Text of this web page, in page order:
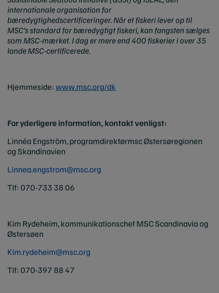
internationale organisation for
bæredygtighedscertificeringer. Når et fiskeri lever op til
MSC's standard for bæredygtigt fiskeri, kan fangsten sælges
som MSC-mærket. I dag er mere end 400 fiskerier i over 35
lande MSC-certificerede.
Hjemmeside:www.msc.org/dk
For yderligere information, kontakt venligst:
Linnéa Engström, programdirektørmsc Østersøregionen
og Skandinavien
Linnea.engstrom@msc.org
Tlf: 070-733 38 06
Kim Rydeheim, kommunikationschef MSC Scandinavia og
Østersøen
Kim.rydeheim@msc.org
Tlf: 070-397 88 47